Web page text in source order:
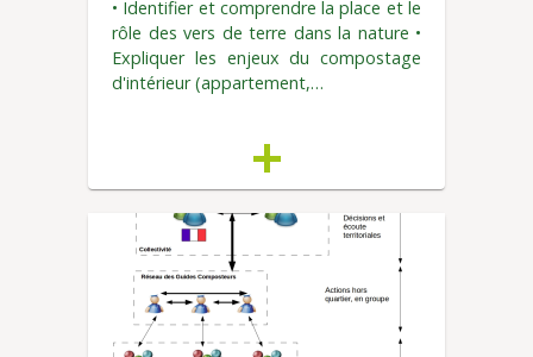
• Identifier et comprendre la place et le
rôle des vers de terre dans la nature •
Expliquer les enjeux du compostage
d'intérieur (appartement,…
+